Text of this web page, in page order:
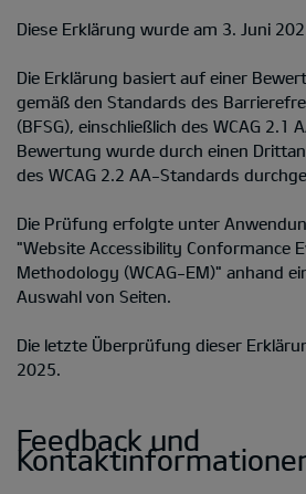
Diese Erklärung wurde am 3. Juni
Die Erklärung basiert auf einer
gemäß den Standards des
(BFSG), einschließlich des WCAG 2.1
Bewertung wurde durch einen
des WCAG 2.2 AA-Standards
Die Prüfung erfolgte unter
"Website Accessibility Conformance
Methodology (WCAG-EM)" anhand
Auswahl von Seiten.
Die letzte Überprüfung dieser
2025.
Feedback und